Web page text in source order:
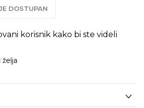
DOSTUPAN
korisnik kako bi ste videli